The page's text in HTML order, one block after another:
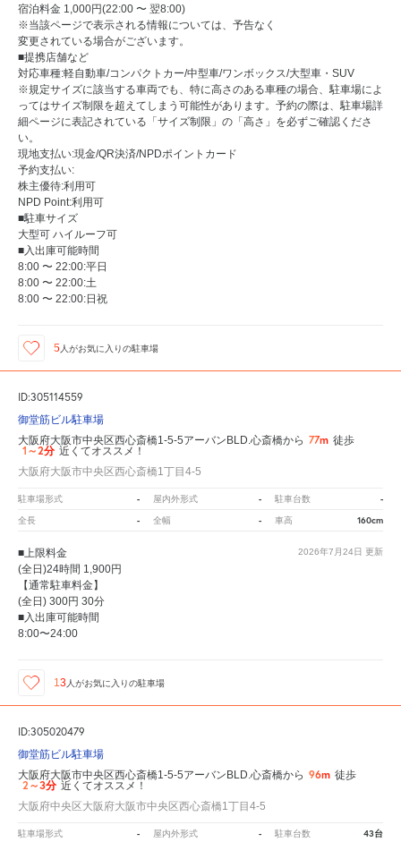
宿泊料金 1,000円(22:00 〜 翌8:00)
※当該ページで表示される情報については、予告なく
変更されている場合がございます。
■提携店舗など
対応車種:軽自動車/コンパクトカー/中型車/ワンボックス/大型車・SUV
※規定サイズに該当する車両でも、特に高さのある車種の場合、駐車場によ
ってはサイズ制限を超えてしまう可能性があります。予約の際は、駐車場詳
細ページに表記されている「サイズ制限」の「高さ」を必ずご確認くださ
い。
現地支払い:現金/QR決済/NPDポイントカード
予約支払い:
株主優待:利用可
NPD Point:利用可
■駐車サイズ
大型可 ハイルーフ可
■入出庫可能時間
8:00 〜 22:00:平日
8:00 〜 22:00:土
8:00 〜 22:00:日祝
5 人がお気に入りの駐車場
ID:305114559
御堂筋ビル駐車場
大阪府大阪市中央区西心斎橋1-5-5アーバンBLD.心斎橋から 77m 徒歩
1～2分 近くてオススメ！
大阪府大阪市中央区西心斎橋1丁目4-5
駐車場形式 - 屋内外形式 - 駐車台数 -
全長 - 全幅 - 車高 160cm
2026年7月24日 更新
■上限料金
(全日)24時間 1,900円
【通常駐車料金】
(全日) 300円 30分
■入出庫可能時間
8:00〜24:00
13 人がお気に入りの駐車場
ID:305020479
御堂筋ビル駐車場
大阪府大阪市中央区西心斎橋1-5-5アーバンBLD.心斎橋から 96m 徒歩
2～3分 近くてオススメ！
大阪府中央区大阪府大阪市中央区西心斎橋1丁目4-5
駐車場形式 - 屋内外形式 - 駐車台数 43台